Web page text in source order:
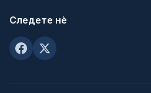
Следете нè